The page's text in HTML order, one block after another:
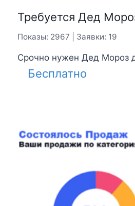
Требуется Дед
Показы: 2967 | Заявки: 19
Срочно нужен Дед Мороз
Бесплатно